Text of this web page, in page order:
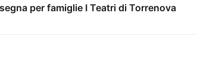
per famiglie I Teatri di Torrenova